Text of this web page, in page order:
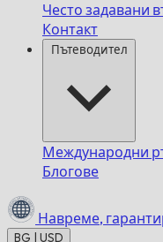
Често задавани
Контакт
Пътеводител
Международни
Блогове
Навреме,
BG | USD